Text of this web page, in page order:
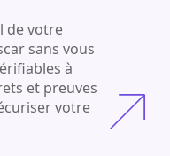
de votre
sans vous
à
et preuves
votre